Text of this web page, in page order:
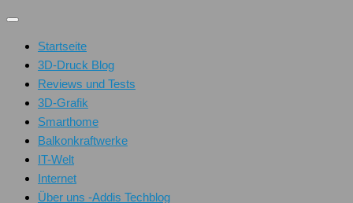
Unter
Inhalt
Startseite
3D-Druck Blog
Reviews und Tests
3D-Grafik
Smarthome
Balkonkraftwerke
IT-Welt
Internet
Über uns -Addis Techblog